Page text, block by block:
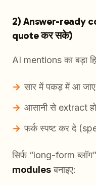
2) Answer-ready
quote कर सके)
AI mentions का बड़ा
सार में पकड़ में आ
आसानी से extract
फर्क स्पष्ट कर दे
सिर्फ “long-form
modulesबनाइए: